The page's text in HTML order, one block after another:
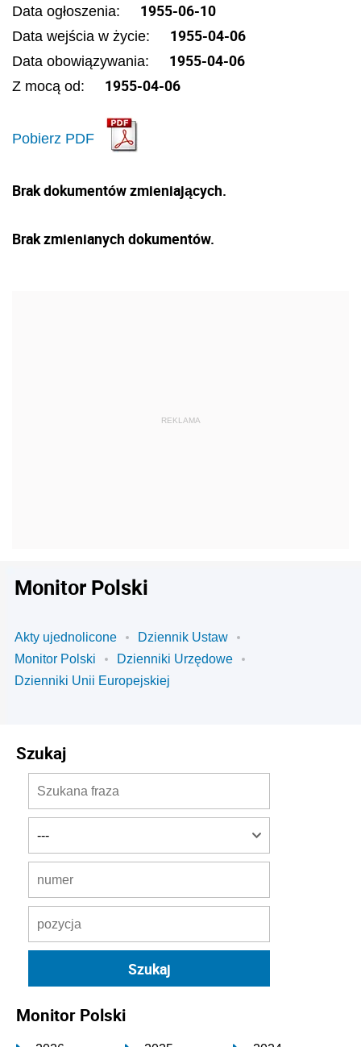
Data ogłoszenia: 1955-06-10
Data wejścia w życie: 1955-04-06
Data obowiązywania: 1955-04-06
Z mocą od: 1955-04-06
Pobierz PDF
Brak dokumentów zmieniających.
Brak zmienianych dokumentów.
Monitor Polski
Akty ujednolicone
Dziennik Ustaw
Monitor Polski
Dzienniki Urzędowe
Dzienniki Unii Europejskiej
Szukaj
Monitor Polski